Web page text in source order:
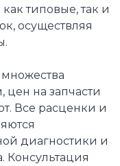
типовые, так и
осуществляя
множества
цен на запчасти
Все расценки и
диагностики и
Консультация